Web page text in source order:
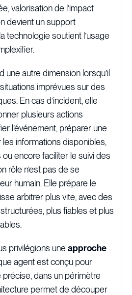
valorisation de l’impact
devient un support
technologie soutient l’usage
une autre dimension lorsqu’il
imprévues sur des
En cas d’incident, elle
plusieurs actions
l’événement, préparer une
les informations disponibles,
encore faciliter le suivi des
rôle n’est pas de se
humain. Elle prépare le
arbitrer plus vite, avec des
plus fiables et plus
privilégions uneapproche
agent est conçu pour
dans un périmètre
permet de découper